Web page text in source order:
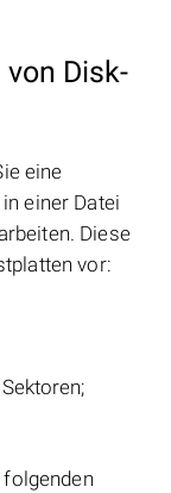
Disk-
eine
einer Datei
Diese
vor:
folgenden